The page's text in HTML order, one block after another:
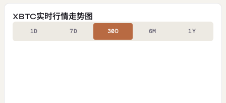
XBTC实时行情走势图
1D 7D 30D 6M 1Y